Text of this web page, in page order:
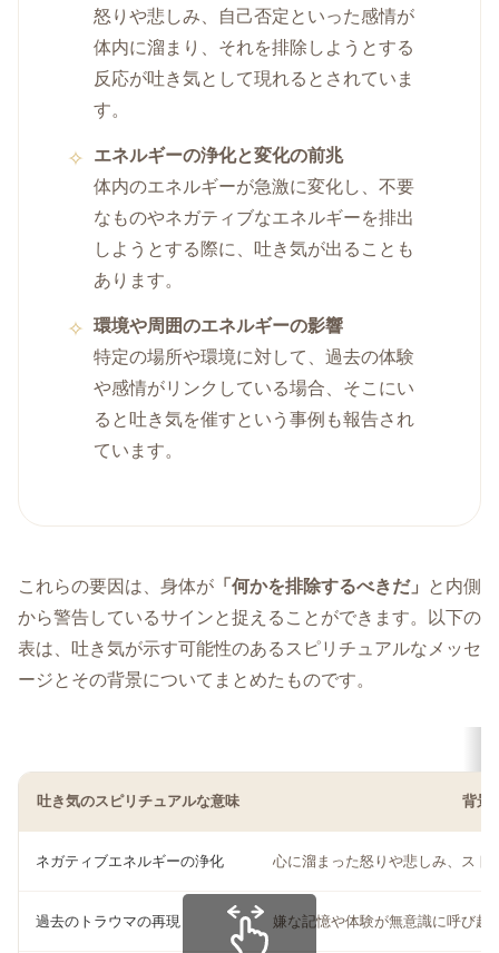
怒りや悲しみ、自己否定といった感情が
体内に溜まり、それを排除しようとする
反応が吐き気として現れるとされていま
す。
エネルギーの浄化と変化の前兆
体内のエネルギーが急激に変化し、不要
なものやネガティブなエネルギーを排出
しようとする際に、吐き気が出ることも
あります。
環境や周囲のエネルギーの影響
特定の場所や環境に対して、過去の体験
や感情がリンクしている場合、そこにい
ると吐き気を催すという事例も報告され
ています。
これらの要因は、身体が 「何かを排除するべきだ」
と内側
から警告しているサインと捉えることができます。以下の
表は、吐き気が示す可能性のあるスピリチュアルなメッセ
ージとその背景についてまとめたものです。
吐き気のスピリチュアルな意味 背景
ネガティブエネルギーの浄化 心に溜まった怒りや悲しみ、スト
過去のトラウマの再現 嫌な記憶や体験が無意識に呼び起